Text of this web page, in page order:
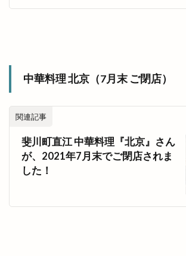
中華料理 北京（7月末 ご閉店）
関連記事
斐川町直江 中華料理『北京』さん
が、2021年7月末でご閉店されま
した！